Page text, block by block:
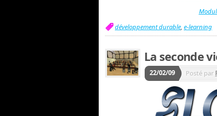
développement durable, e-learning
La seconde
22/02/09 Posté par